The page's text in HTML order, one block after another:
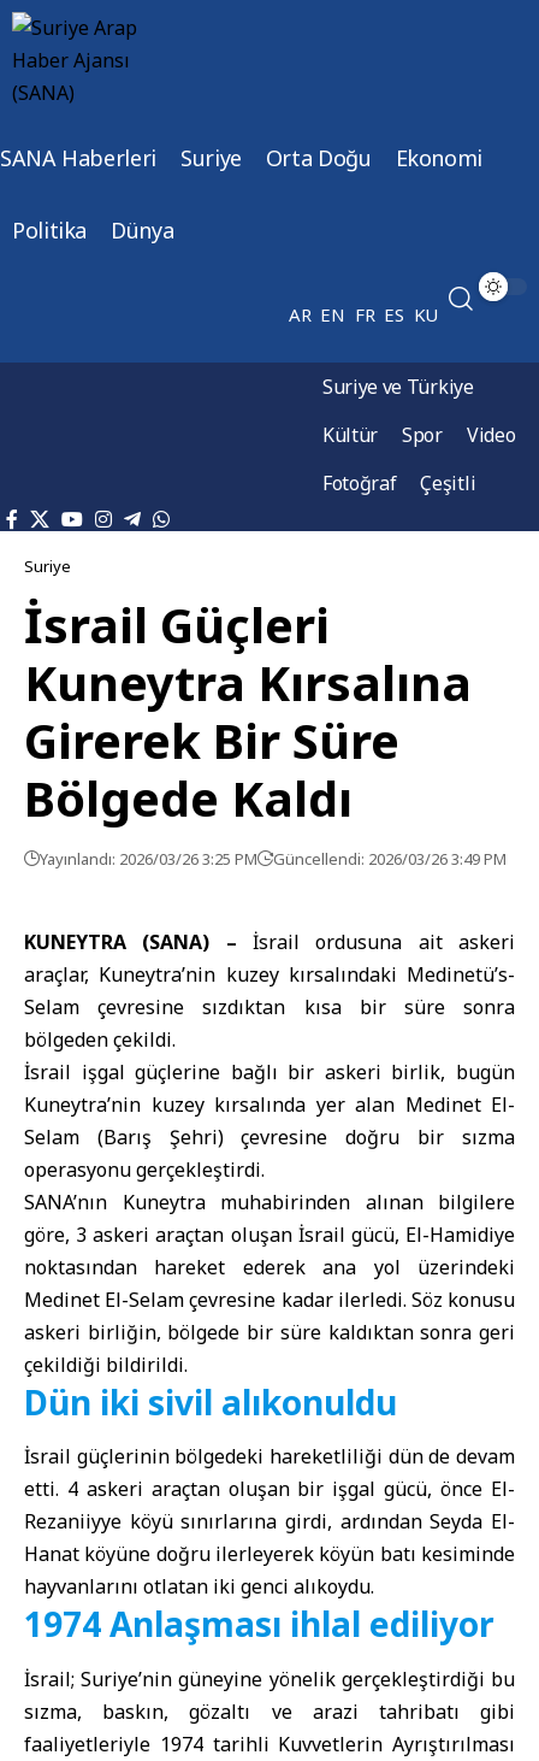
SANA Haberleri Suriye Orta Doğu Ekonomi
Politika Dünya
AR EN FR ES KU
Suriye ve Türkiye
Kültür
Spor
Video
Fotoğraf
Çeşitli
Suriye
İsrail Güçleri
Kuneytra Kırsalına
Girerek Bir Süre
Bölgede Kaldı
Yayınlandı: 2026/03/26 3:25 PM Güncellendi: 2026/03/26 3:49 PM
KUNEYTRA (SANA) – İsrail ordusuna ait askeri
araçlar, Kuneytra’nin kuzey kırsalındaki Medinetü’s-
Selam çevresine sızdıktan kısa bir süre sonra
bölgeden çekildi.
İsrail işgal güçlerine bağlı bir askeri birlik, bugün
Kuneytra’nin kuzey kırsalında yer alan Medinet El-
Selam (Barış Şehri) çevresine doğru bir sızma
operasyonu gerçekleştirdi.
SANA’nın Kuneytra muhabirinden alınan bilgilere
göre, 3 askeri araçtan oluşan İsrail gücü, El-Hamidiye
noktasından hareket ederek ana yol üzerindeki
Medinet El-Selam çevresine kadar ilerledi. Söz konusu
askeri birliğin, bölgede bir süre kaldıktan sonra geri
çekildiği bildirildi.
Dün iki sivil alıkonuldu
İsrail güçlerinin bölgedeki hareketliliği dün de devam
etti. 4 askeri araçtan oluşan bir işgal gücü, önce El-
Rezaniiyye köyü sınırlarına girdi, ardından Seyda El-
Hanat köyüne doğru ilerleyerek köyün batı kesiminde
hayvanlarını otlatan iki genci alıkoydu.
1974 Anlaşması ihlal ediliyor
İsrail; Suriye’nin güneyine yönelik gerçekleştirdiği bu
sızma, baskın, gözaltı ve arazi tahribatı gibi
faaliyetleriyle 1974 tarihli Kuvvetlerin Ayrıştırılması